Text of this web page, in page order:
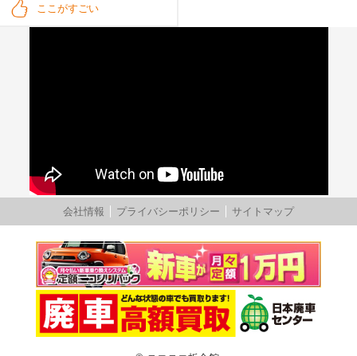
ここがすごい
会社情報 プライバシーポリシー サイトマップ